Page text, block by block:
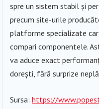
spre un sistem stabil și
precum site-urile
platforme specializate
compari componentele.
va aduce exact
dorești, fără surprize
Sursa:https://